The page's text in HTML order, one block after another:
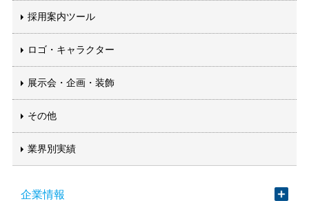
採用案内ツール
ロゴ・キャラクター
展示会・企画・装飾
その他
業界別実績
企業情報